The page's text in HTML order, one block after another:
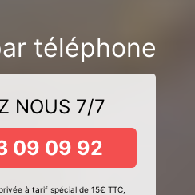
téléphone
NOUS 7/7
09 09 92
à tarif spécial de 15€ TTC,